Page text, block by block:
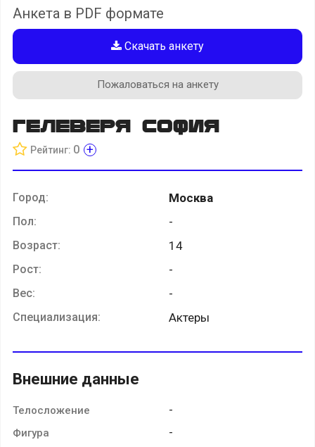
Анкета в PDF формате
Скачать анкету
Пожаловаться на анкету
Гелеверя София
Рейтинг: 0 +
Город: Москва
Пол: -
Возраст: 14
Рост: -
Вес: -
Специализация: Актеры
Внешние данные
Телосложение -
Фигура -